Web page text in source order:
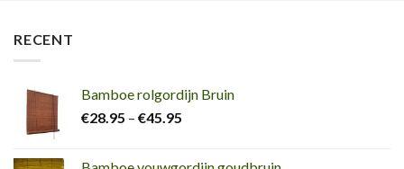
RECENT
Bamboe rolgordijn Bruin
€28.95 – €45.95